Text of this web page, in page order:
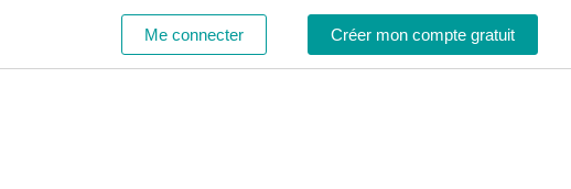
Me connecter Créer mon compte gratuit